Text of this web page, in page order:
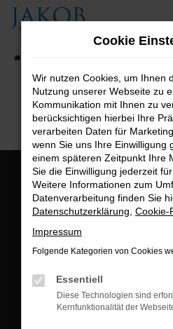
Zum
B2B-
Montag bis
Cookie
Wir nutzen Cookies, um Ihnen
Nutzung unserer Webseite zu
Kommunikation mit Ihnen zu
berücksichtigen hierbei Ihre
verarbeiten Daten für
wenn Sie uns Ihre Einwilligung
einem späteren Zeitpunkt Ihre
Sie die Einwilligung jederzeit
Weitere Informationen zum
Datenverarbeitung finden Sie
Datenschutzerklärung Cookie-
Impressum
Folgende Kategorien von Cookies
Essentiell
Diese Technologien sind
Kernfunktionalität der